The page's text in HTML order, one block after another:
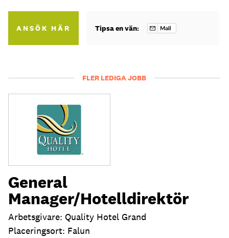
ANSÖK HÄR Tipsa en vän:
FLER LEDIGA JOBB
General
Manager/Hotelldirektör
Arbetsgivare: Quality Hotel Grand
Placeringsort: Falun